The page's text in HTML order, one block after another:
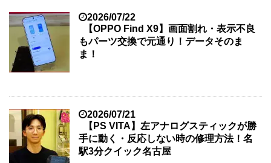
2026/07/22
【OPPO Find X9】画面割れ・表示不良
もパーツ交換で元通り！データそのま
ま！
2026/07/21
【PS VITA】左アナログスティックが勝
手に動く・反応しない時の修理方法！名
駅3分クイック名古屋